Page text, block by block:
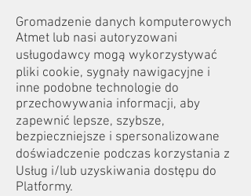
Gromadzenie danych komputerowych
Atmet lub nasi autoryzowani
usługodawcy mogą wykorzystywać
pliki cookie, sygnały nawigacyjne i
inne podobne technologie do
przechowywania informacji, aby
zapewnić lepsze, szybsze,
bezpieczniejsze i spersonalizowane
doświadczenie podczas korzystania z
Usług i/lub uzyskiwania dostępu do
Platformy.